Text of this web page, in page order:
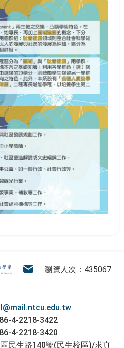
瀏覽人次：435067
區域與社會發展學系
電子信箱
4-2218-3422
4-2218-3420
民生路140號(民生校區)/求真